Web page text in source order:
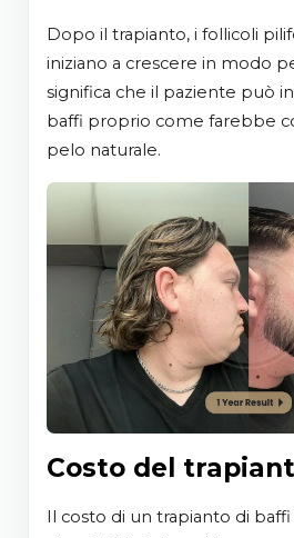
Dopo il trapianto, i follicoli piliferi impiantati
iniziano a crescere in modo
significa che il paziente può
baffi proprio come farebbe
pelo naturale.
Costo del